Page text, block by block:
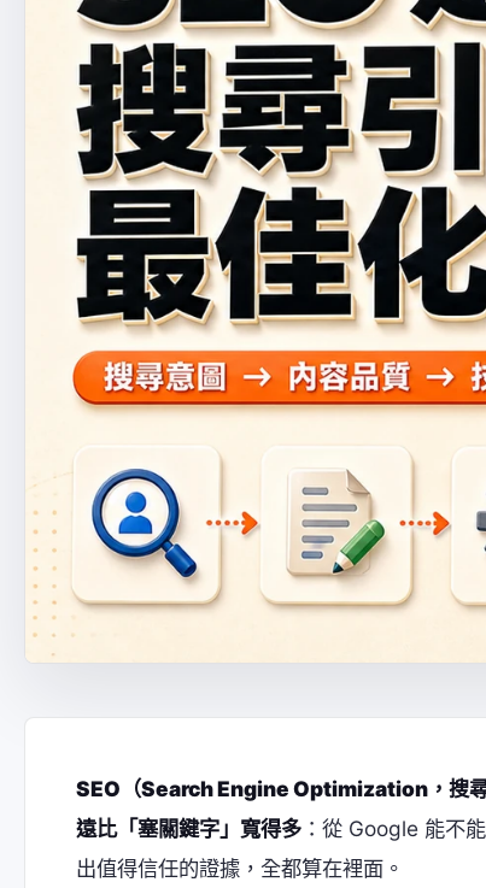
SEO（Search Engine Optimization，搜尋
遠比「塞關鍵字」寬得多 ：從 Google 能不
出值得信任的證據，全都算在裡面。